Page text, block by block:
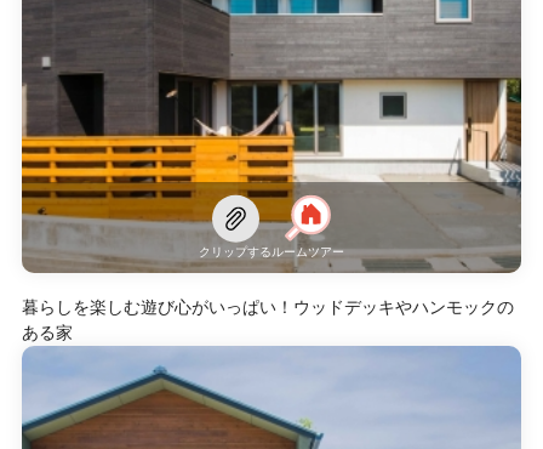
クリップするルームツアー
暮らしを楽しむ遊び心がいっぱい！ウッドデッキやハンモックの
ある家